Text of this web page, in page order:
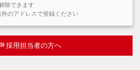
除できます
のアドレスで登録ください
採用担当者の方へ